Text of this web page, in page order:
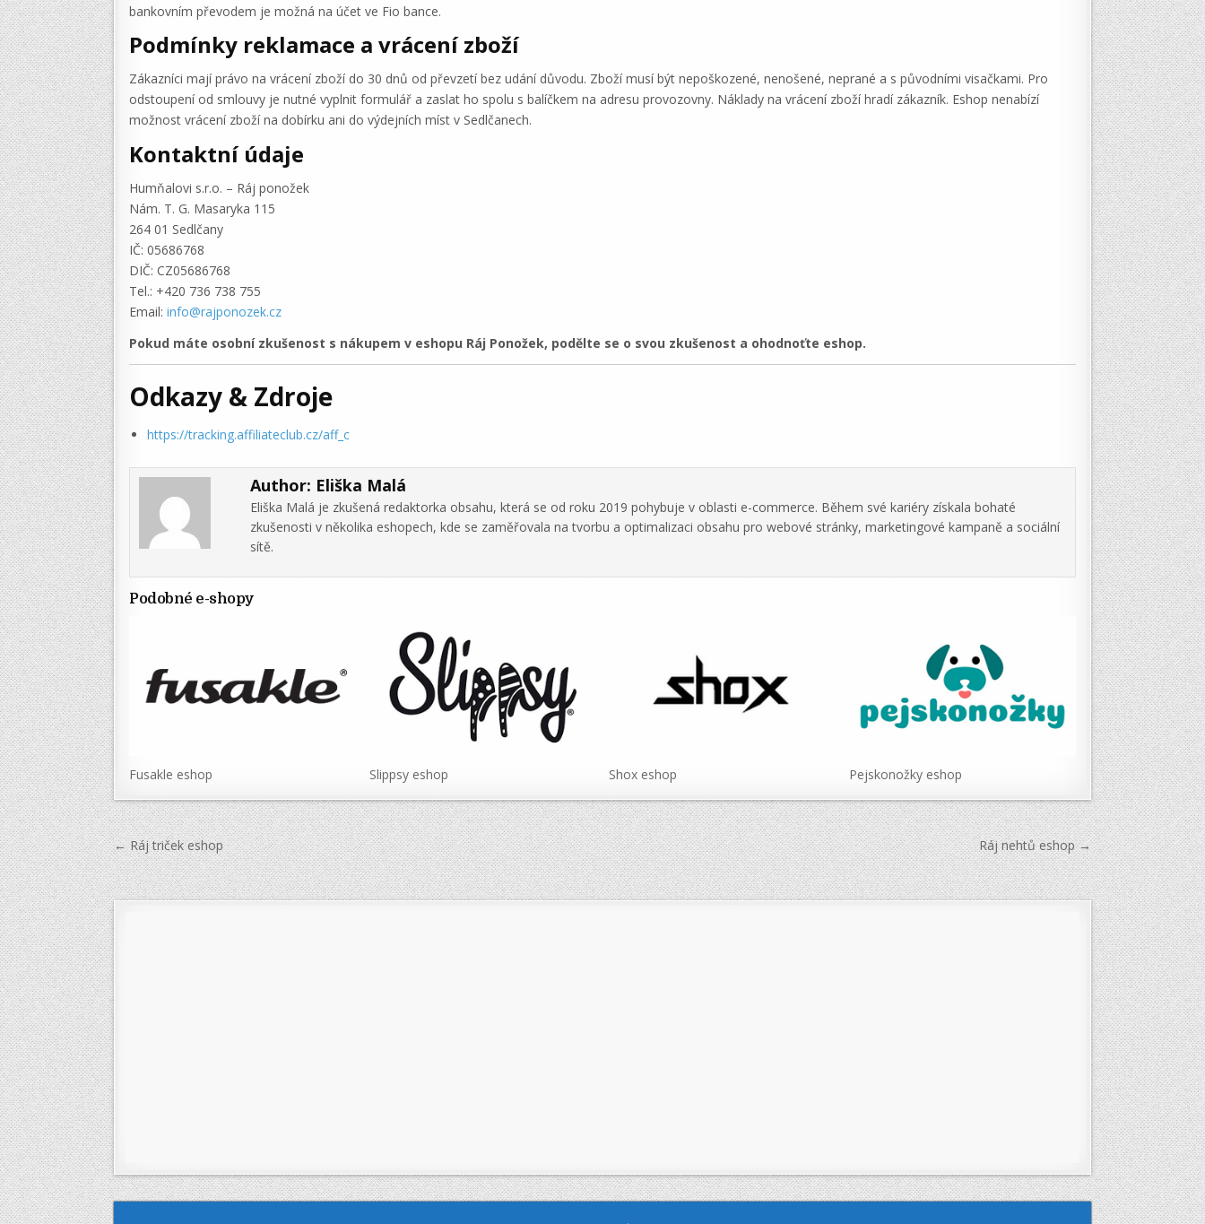
bankovním převodem je možná na účet ve Fio bance.
Podmínky reklamace a vrácení zboží
Zákazníci mají právo na vrácení zboží do 30 dnů od převzetí bez udání důvodu. Zboží musí být nepoškozené, nenošené, neprané a s původními visačkami. Pro
odstoupení od smlouvy je nutné vyplnit formulář a zaslat ho spolu s balíčkem na adresu provozovny. Náklady na vrácení zboží hradí zákazník. Eshop nenabízí
možnost vrácení zboží na dobírku ani do výdejních míst v Sedlčanech.
Kontaktní údaje
Humňalovi s.r.o. – Ráj ponožek
Nám. T. G. Masaryka 115
264 01 Sedlčany
IČ: 05686768
DIČ: CZ05686768
Tel.: +420 736 738 755
Email: info@rajponozek.cz
Pokud máte osobní zkušenost s nákupem v eshopu Ráj Ponožek, podělte se o svou zkušenost a ohodnoťte eshop.
Odkazy & Zdroje
https://tracking.affiliateclub.cz/aff_c
Author: Eliška Malá
Eliška Malá je zkušená redaktorka obsahu, která se od roku 2019 pohybuje v oblasti e-commerce. Během své kariéry získala bohaté
zkušenosti v několika eshopech, kde se zaměřovala na tvorbu a optimalizaci obsahu pro webové stránky, marketingové kampaně a sociální
sítě.
Podobné e-shopy
Fusakle eshop Slippsy eshop Shox eshop Pejskonožky eshop
Navigace
pro
příspěvek
← Ráj triček eshop Ráj nehtů eshop →